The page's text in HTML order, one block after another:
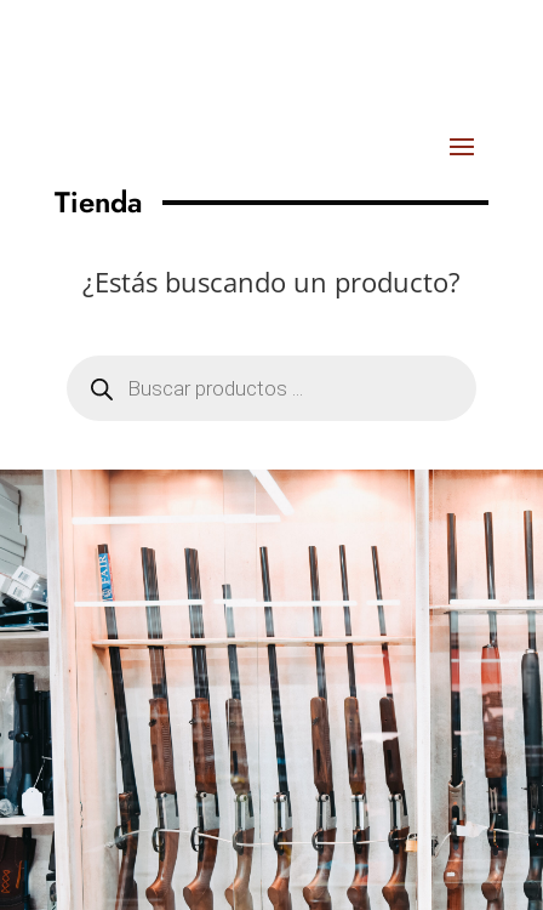
Tienda
¿Estás buscando un producto?
productos